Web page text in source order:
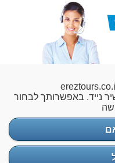
נייד. באפשרותך לבחור